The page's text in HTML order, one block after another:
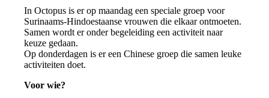
In Octopus is er op maandag een speciale groep voor
Surinaams-Hindoestaanse vrouwen die elkaar ontmoeten.
Samen wordt er onder begeleiding een activiteit naar
keuze gedaan.
Op donderdagen is er een Chinese groep die samen leuke
activiteiten doet.
Voor wie?